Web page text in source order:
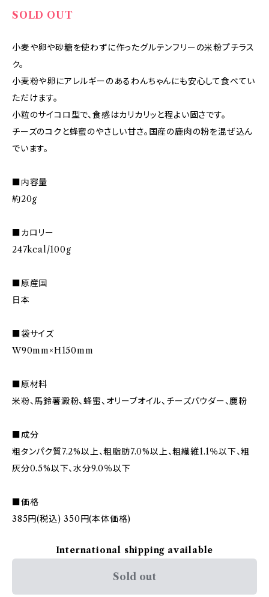
SOLD OUT
小麦や卵や砂糖を使わずに作ったグルテンフリーの米粉プチラス
ク。
小麦粉や卵にアレルギーのあるわんちゃんにも安心して食べてい
ただけます。
小粒のサイコロ型で、食感はカリカリッと程よい固さです。
チーズのコクと蜂蜜のやさしい甘さ。国産の鹿肉の粉を混ぜ込ん
でいます。
■内容量
約20g
■カロリー
247kcal/100g
■原産国
日本
■袋サイズ
W90mm×H150mm
■原材料
米粉、馬鈴薯澱粉、蜂蜜、オリーブオイル、チーズパウダー、鹿粉
■成分
粗タンパク質7.2%以上、粗脂肪7.0%以上、粗繊維1.1％以下、粗
灰分0.5%以下、水分9.0％以下
■価格
385円(税込) 350円(本体価格)
International shipping available
Sold out